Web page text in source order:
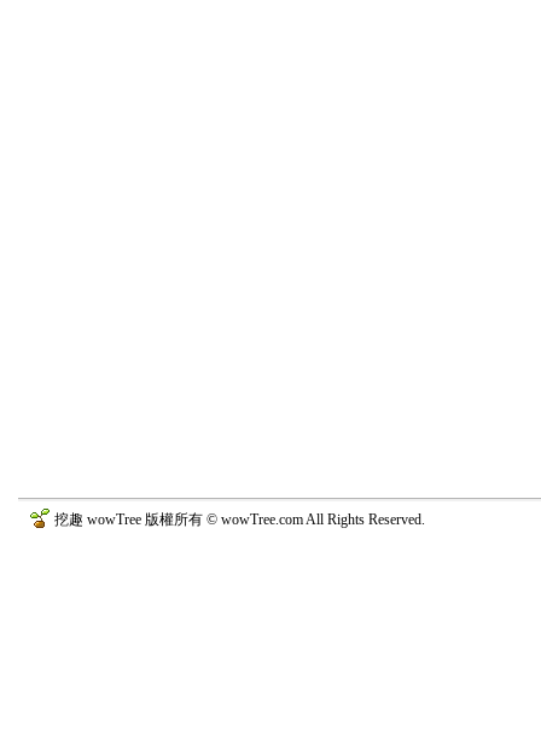
挖趣 wowTree 版權所有 © wowTree.com All Rights Reserved.